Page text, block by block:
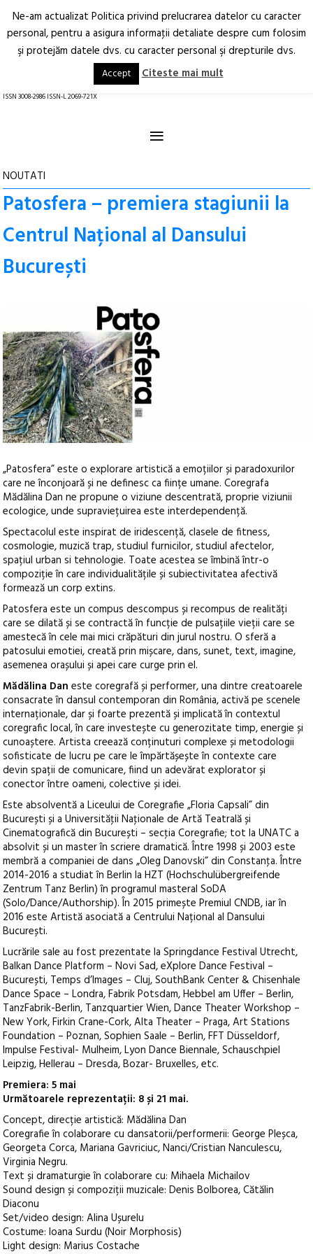
Arhitectură.
Oraș.
RO EN
ISSN 3008-2986 ISSN-L 2069-721X
≡
NOUTATI
Patosfera – premiera stagiunii la
Centrul Național al Dansului
București
„Patosfera” este o explorare artistică a emoțiilor și paradoxurilor
care ne înconjoară și ne definesc ca ființe umane. Coregrafa
Mădălina Dan ne propune o viziune descentrată, proprie viziunii
ecologice, unde supraviețuirea este interdependență.
Spectacolul este inspirat de iridescență, clasele de fitness,
cosmologie, muzică trap, studiul furnicilor, studiul afectelor,
spațiul urban si tehnologie. Toate acestea se îmbină într-o
compoziție în care individualitățile și subiectivitatea afectivă
formează un corp extins.
Patosfera este un compus descompus și recompus de realități
care se dilată și se contractă în funcție de pulsațiile vieții care se
amestecă în cele mai mici crăpături din jurul nostru. O sferă a
patosului emotiei, creată prin mișcare, dans, sunet, text, imagine,
asemenea orașului și apei care curge prin el.
Mădălina Dan este coregrafă și performer, una dintre creatoarele
consacrate în dansul contemporan din România, activă pe scenele
internaționale, dar și foarte prezentă și implicată în contextul
coregrafic local, în care investește cu generozitate timp, energie și
cunoaștere. Artista creează conținuturi complexe și metodologii
sofisticate de lucru pe care le împărtășește în contexte care
devin spații de comunicare, fiind un adevărat explorator și
conector între oameni, colective și idei.
Este absolventă a Liceului de Coregrafie „Floria Capsali” din
București și a Universităţii Naţionale de Artă Teatrală și
Cinematografică din București – secţia Coregrafie; tot la UNATC a
absolvit și un master în scriere dramatică. Între 1998 și 2003 este
membră a companiei de dans „Oleg Danovski” din Constanţa. Între
2014-2016 a studiat în Berlin la HZT (Hochschulübergreifende
Zentrum Tanz Berlin) în programul masteral SoDA
(Solo/Dance/Authorship). În 2015 primește Premiul CNDB, iar în
2016 este Artistă asociată a Centrului Național al Dansului
București.
Lucrările sale au fost prezentate la Springdance Festival Utrecht,
Balkan Dance Platform – Novi Sad, eXplore Dance Festival –
București, Temps d’Images – Cluj, SouthBank Center & Chisenhale
Dance Space – Londra, Fabrik Potsdam, Hebbel am Uffer – Berlin,
TanzFabrik-Berlin, Tanzquartier Wien, Dance Theater Workshop –
New York, Firkin Crane-Cork, Alta Theater – Praga, Art Stations
Foundation – Poznan, Sophien Saale – Berlin, FFT Düsseldorf,
Impulse Festival- Mulheim, Lyon Dance Biennale, Schauschpiel
Leipzig, Hellerau – Dresda, Bozar- Bruxelles, etc.
Premiera: 5 mai
Următoarele reprezentații: 8 și 21 mai.
Concept, direcție artistică: Mădălina Dan
Coregrafie în colaborare cu dansatorii/performerii: George Pleșca,
Georgeta Corca, Mariana Gavriciuc, Nanci/Cristian Nanculescu,
Virginia Negru.
Text și dramaturgie în colaborare cu: Mihaela Michailov
Sound design și compoziții muzicale: Denis Bolborea, Cătălin
Diaconu
Set/video design: Alina Ușurelu
Costume: Ioana Surdu (Noir Morphosis)
Light design: Marius Costache
Ne-am actualizat Politica privind prelucrarea datelor cu caracter
personal, pentru a asigura informaţii detaliate despre cum folosim
şi protejăm datele dvs. cu caracter personal şi drepturile dvs.
Accept Citeste mai mult